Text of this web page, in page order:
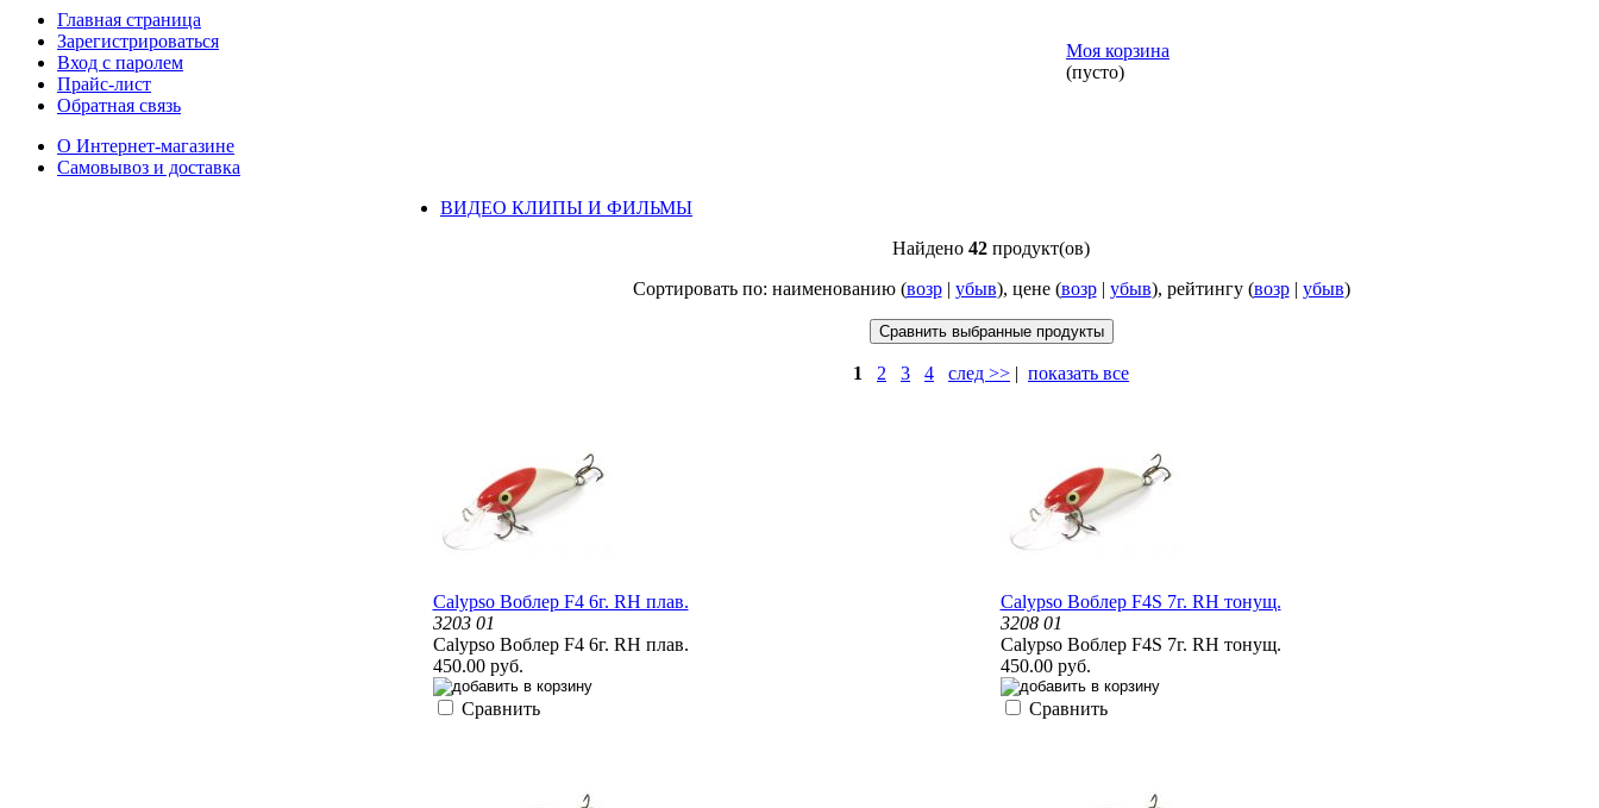
Главная страница
Зарегистрироваться
Вход с паролем
Прайс-лист
Обратная связь
Моя корзина
(пусто)
О Интернет-магазине
Самовывоз и доставка
ВИДЕО КЛИПЫ И ФИЛЬМЫ
Найдено 42 продукт(ов)
Сортировать по: наименованию (возр| убыв), цене (возр| убыв), рейтингу (возр| убыв)
1 2 3 4 след >> | показать все
Calypso Воблер F4 6г. RH плав.
3203 01
Calypso Воблер F4 6г. RH плав.
450.00 руб.
Сравнить
Calypso Воблер F4S 7г. RH тонущ.
3208 01
Calypso Воблер F4S 7г. RH тонущ.
450.00 руб.
Сравнить